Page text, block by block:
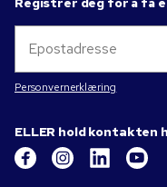
Personvernerklæring
ELLER hold kontakten